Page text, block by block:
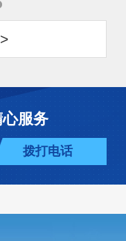
服务
拨打电话